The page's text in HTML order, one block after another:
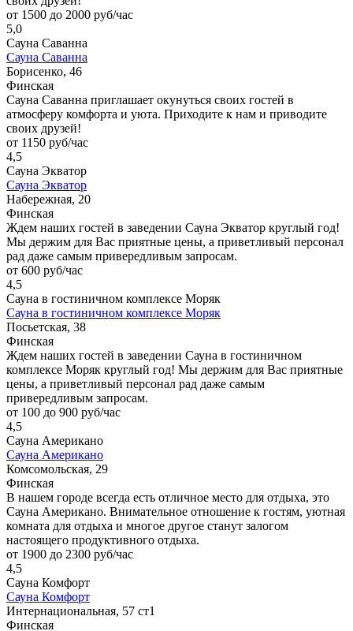
от 1500 до 2000 руб/час
5,0
Сауна Саванна
Сауна Саванна
Борисенко, 46
Финская
Сауна Саванна приглашает окунуться своих гостей в
атмосферу комфорта и уюта. Приходите к нам и приводите
своих друзей!
от 1150 руб/час
4,5
Сауна Экватор
Сауна Экватор
Набережная, 20
Финская
Ждем наших гостей в заведении Сауна Экватор круглый год!
Мы держим для Вас приятные цены, а приветливый персонал
рад даже самым привередливым запросам.
от 600 руб/час
4,5
Сауна в гостиничном комплексе Моряк
Сауна в гостиничном комплексе Моряк
Посьетская, 38
Финская
Ждем наших гостей в заведении Сауна в гостиничном
комплексе Моряк круглый год! Мы держим для Вас приятные
цены, а приветливый персонал рад даже самым
привередливым запросам.
от 100 до 900 руб/час
4,5
Сауна Американо
Сауна Американо
Комсомольская, 29
Финская
В нашем городе всегда есть отличное место для отдыха, это
Сауна Американо. Внимательное отношение к гостям, уютная
комната для отдыха и многое другое станут залогом
настоящего продуктивного отдыха.
от 1900 до 2300 руб/час
4,5
Сауна Комфорт
Сауна Комфорт
Интернациональная, 57 ст1
Финская